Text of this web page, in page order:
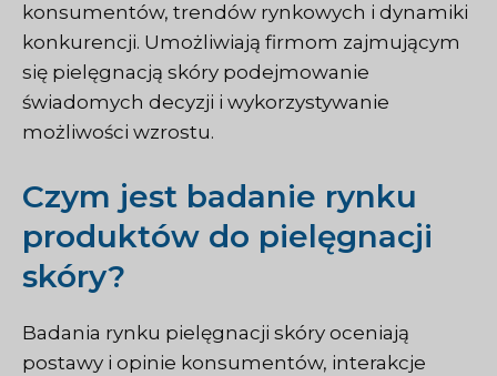
konsumentów, trendów rynkowych i dynamiki
konkurencji. Umożliwiają firmom zajmującym
się pielęgnacją skóry podejmowanie
świadomych decyzji i wykorzystywanie
możliwości wzrostu.
Czym jest badanie rynku
produktów do pielęgnacji
skóry?
Badania rynku pielęgnacji skóry oceniają
postawy i opinie konsumentów, interakcje